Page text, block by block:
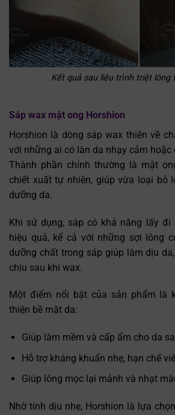
Kết quả sau liệu trình triệt lông
Sáp wax mật ong Horshion
Horshion là dòng sáp wax thiên về
với những ai có làn da nhạy cảm hoặc
Thành phần chính thường là mật
chiết xuất tự nhiên, giúp vừa loại bỏ
dưỡng da.
Khi sử dụng, sáp có khả năng lấy
hiệu quả, kể cả với những sợi lông
dưỡng chất trong sáp giúp làm dịu
chịu sau khi wax.
Một điểm nổi bật của sản phẩm là
thiện bề mặt da:
Giúp làm mềm và cấp ẩm cho da
Hỗ trợ kháng khuẩn nhẹ, hạn chế
Giúp lông mọc lại mảnh và nhạt
Nhờ tính dịu nhẹ, Horshion là lựa